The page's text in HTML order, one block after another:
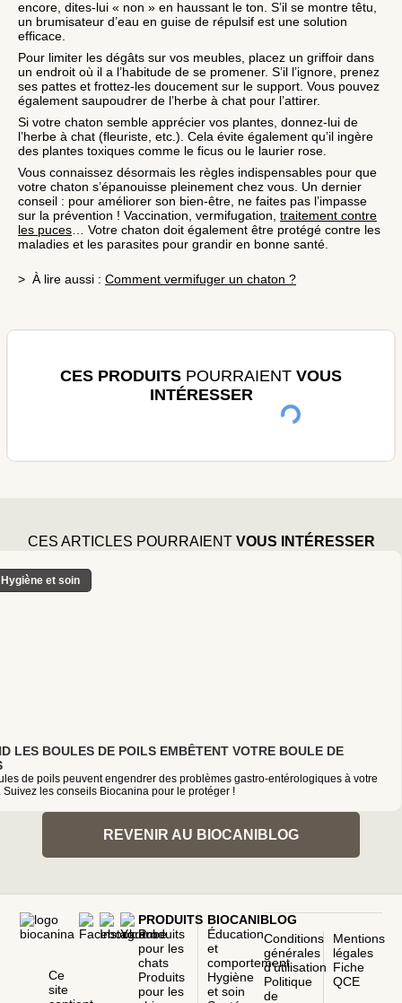
encore, dites-lui « non » en haussant le ton. S’il se montre têtu,
un brumisateur d’eau en guise de répulsif est une solution
efficace.
Pour limiter les dégâts sur vos meubles, placez un griffoir dans
un endroit où il a l’habitude de se promener. S’il l’ignore, prenez
ses pattes et frottez-les doucement sur le support. Vous pouvez
également saupoudrer de l’herbe à chat pour l’attirer.
Si votre chaton semble apprécier vos plantes, donnez-lui de
l’herbe à chat (fleuriste, etc.). Cela évite également qu’il ingère
des plantes toxiques comme le ficus ou le laurier rose.
Vous connaissez désormais les règles indispensables pour que
votre chaton s’épanouisse pleinement chez vous. Un dernier
conseil : pour améliorer son bien-être, ne faites pas l’impasse
sur la prévention ! Vaccination, vermifugation, traitement contre
les puces… Votre chaton doit également être protégé contre les
maladies et les parasites pour grandir en bonne santé.
> À lire aussi : Comment vermifuger un chaton ?
CES PRODUITS POURRAIENT VOUS
INTÉRESSER
CES ARTICLES POURRAIENT VOUS INTÉRESSER
Hygiène et soin
LES BOULES DE POILS EMBÊTENT VOTRE BOULE DE
de poils peuvent engendrer des problèmes gastro-entérologiques à votre
Suivez les conseils Biocanina pour le protéger !
REVENIR AU BIOCANIBLOG
Ce
site
PRODUITS
Produits
pour les
chats
Produits
pour les
BIOCANIBLOG
Éducation
et
comportement
Hygiène
et soin
Conditions
générales
d’utilisation
Politique
de
Mentions
légales
Fiche
QCE